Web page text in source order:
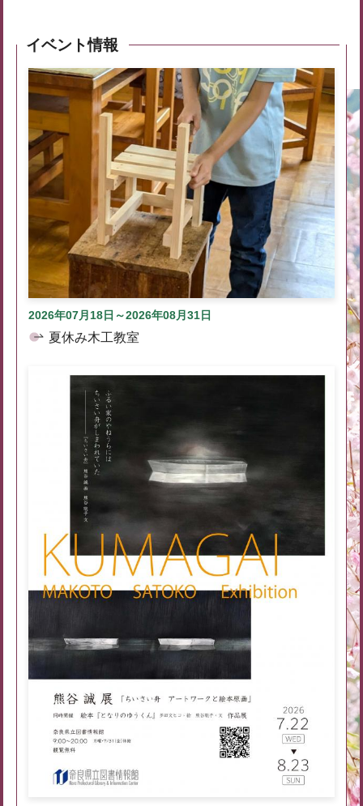
イベント情報
2026年07月18日～2026年08月31日
夏休み木工教室